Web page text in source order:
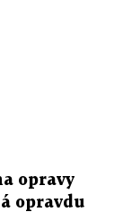
opravy
opravdu